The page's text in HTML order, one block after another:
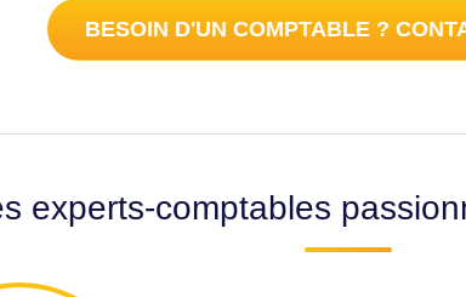
BESOIN D'UN COMPTABLE ?
experts-comptables